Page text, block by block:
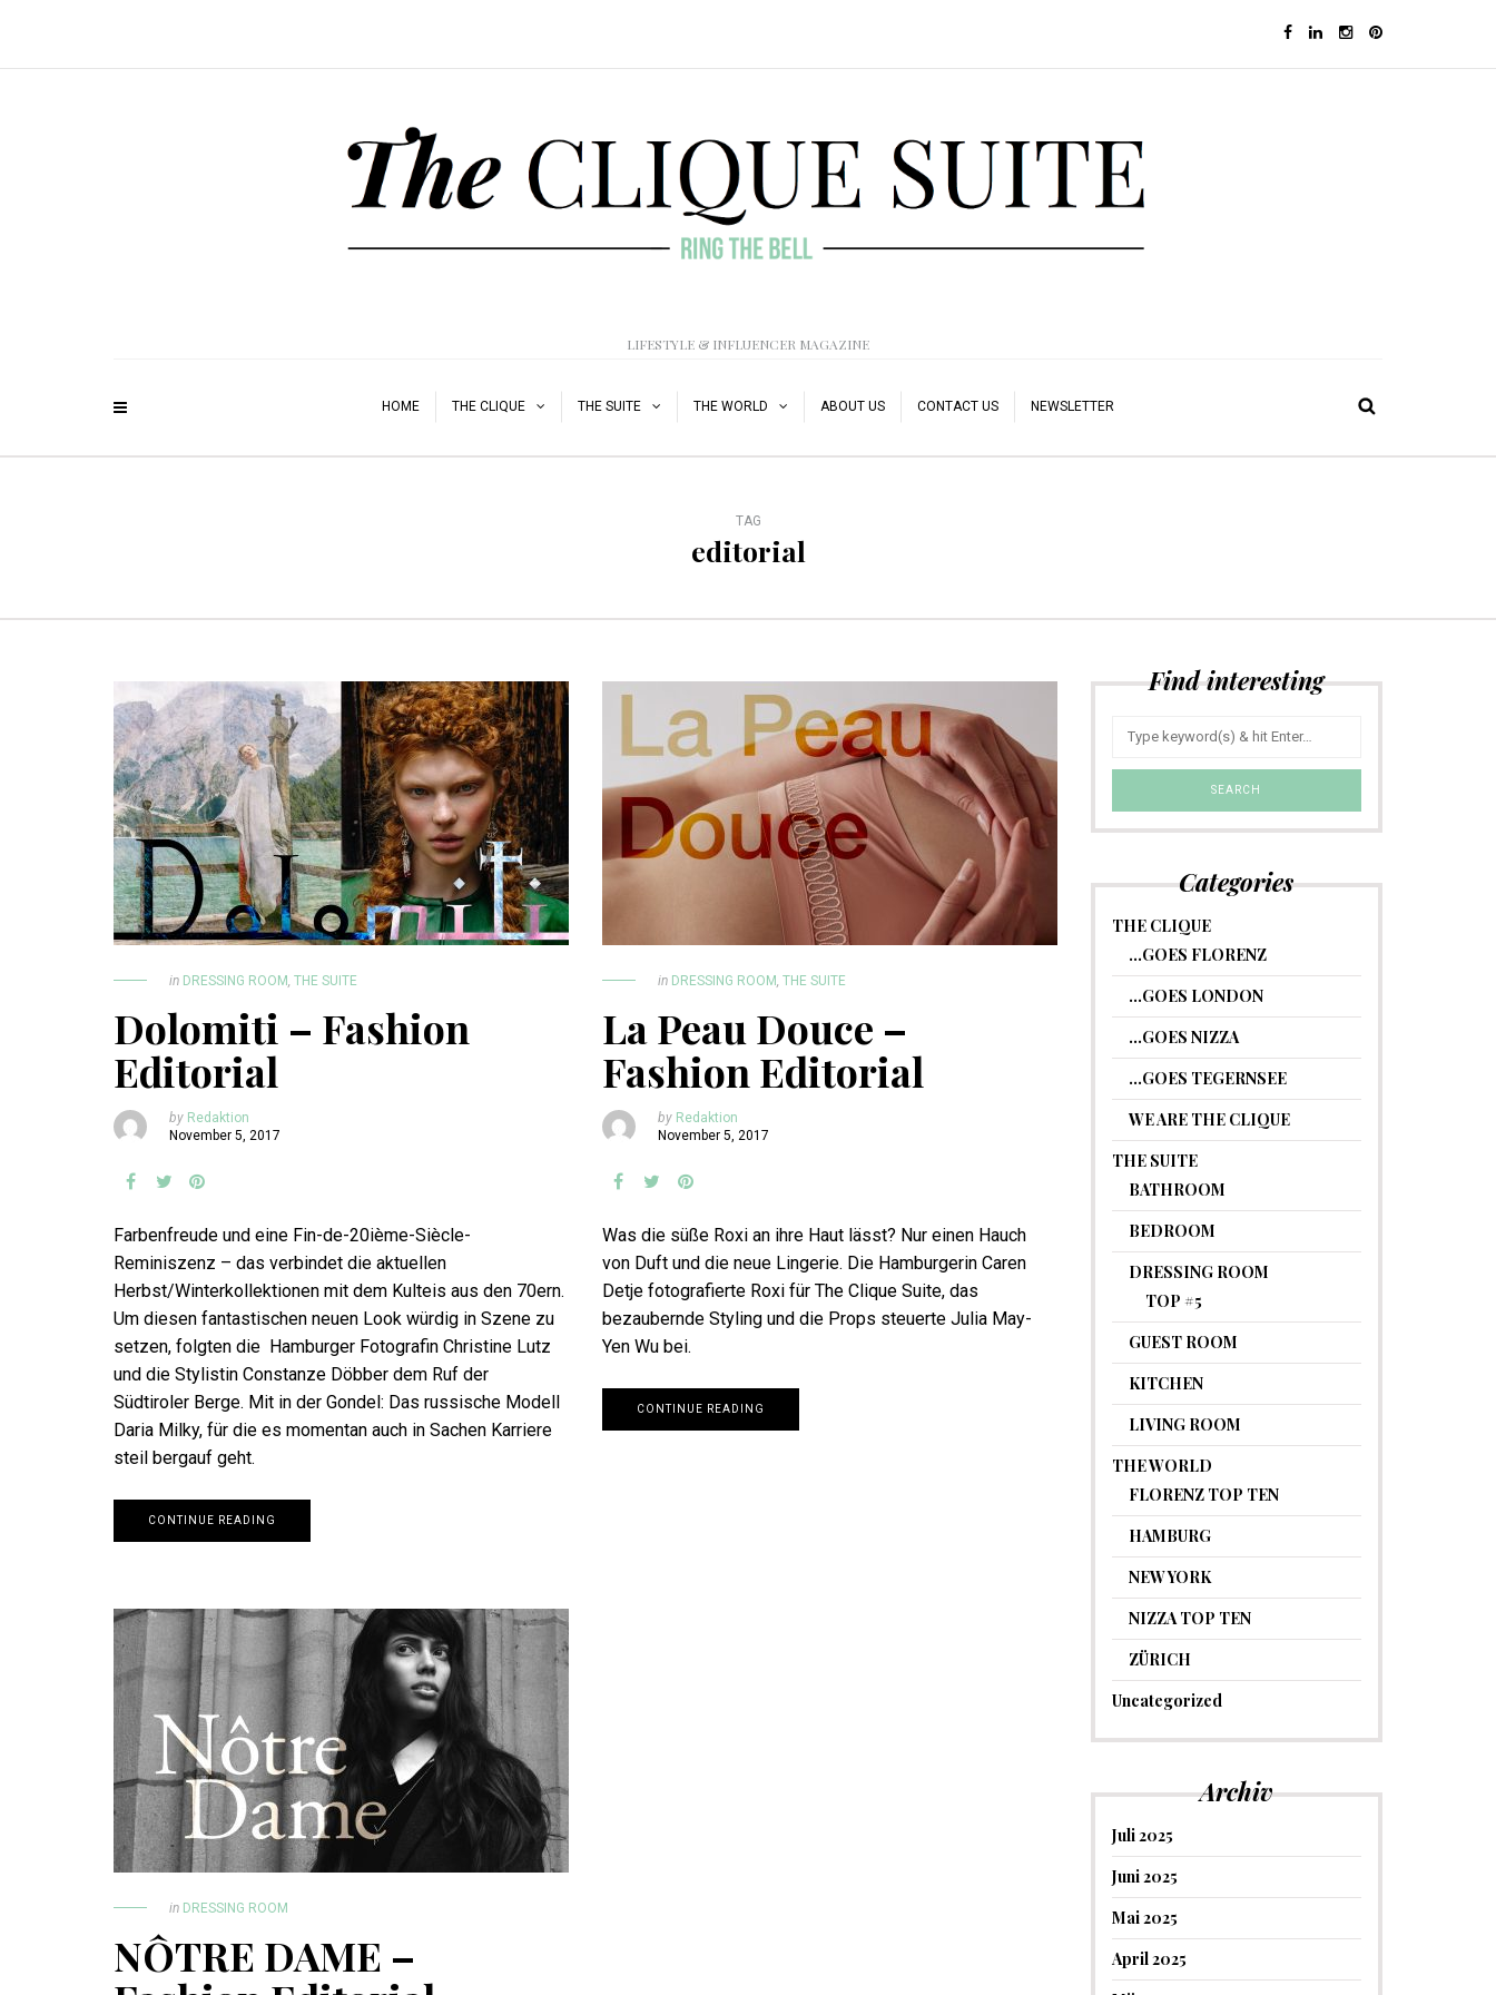
LIFESTYLE & INFLUENCER MAGAZINE
HOME THE CLIQUE THE SUITE THE WORLD ABOUT US CONTACT US NEWSLETTER
TAG
editorial
in DRESSING ROOM, THE SUITE
Dolomiti – Fashion
Editorial
by Redaktion
November 5, 2017
Farbenfreude und eine Fin-de-20ième-Siècle-
Reminiszenz – das verbindet die aktuellen
Herbst/Winterkollektionen mit dem Kulteis aus den 70ern.
Um diesen fantastischen neuen Look würdig in Szene zu
setzen, folgten die Hamburger Fotografin Christine Lutz
und die Stylistin Constanze Döbber dem Ruf der
Südtiroler Berge. Mit in der Gondel: Das russische Modell
Daria Milky, für die es momentan auch in Sachen Karriere
steil bergauf geht.
CONTINUE READING
in DRESSING ROOM, THE SUITE
La Peau Douce –
Fashion Editorial
by Redaktion
November 5, 2017
Was die süße Roxi an ihre Haut lässt? Nur einen Hauch
von Duft und die neue Lingerie. Die Hamburgerin Caren
Detje fotografierte Roxi für The Clique Suite, das
bezaubernde Styling und die Props steuerte Julia May-
Yen Wu bei.
CONTINUE READING
in DRESSING ROOM
NÔTRE DAME –
Find interesting
Categories
THE CLIQUE
…GOES FLORENZ
…GOES LONDON
…GOES NIZZA
…GOES TEGERNSEE
WE ARE THE CLIQUE
THE SUITE
BATHROOM
BEDROOM
DRESSING ROOM
TOP #5
GUEST ROOM
KITCHEN
LIVING ROOM
THE WORLD
FLORENZ TOP TEN
HAMBURG
NEW YORK
NIZZA TOP TEN
ZÜRICH
Uncategorized
Archiv
Juli 2025
Juni 2025
Mai 2025
April 2025